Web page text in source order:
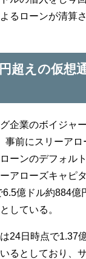
るローンが清算
超えの仮想
企業のボイジャ
事前にスリーア
ーンのデフォル
アローズキャピ
億ドル約884億
している。
24日時点で1.37
るとしており、